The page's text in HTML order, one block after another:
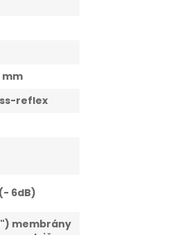
mm
reflex
6dB)
membrány